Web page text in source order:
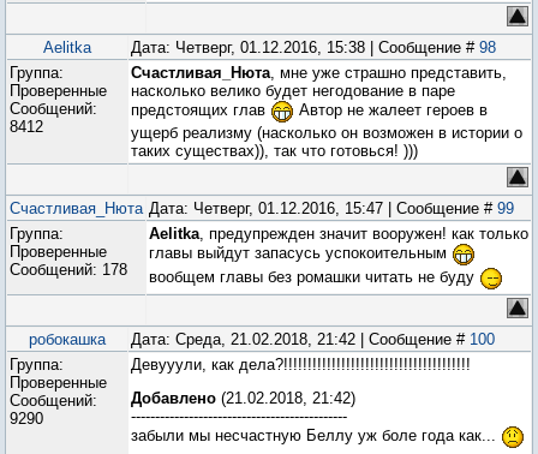
Aelitka Дата: Четверг, 01.12.2016, 15:38 | Сообщение # 98
Группа:
Проверенные
Сообщений:
8412
Счастливая_Нюта, мне уже страшно представить,
насколько велико будет негодование в паре
предстоящих глав
Автор не жалеет героев в
ущерб реализму (насколько он возможен в истории о
таких существах)), так что готовься! )))
Счастливая_Нюта Дата: Четверг, 01.12.2016, 15:47 | Сообщение # 99
Группа:
Проверенные
Сообщений: 178
Aelitka, предупрежден значит вооружен! как только
главы выйдут запасусь успокоительным
вообщем главы без ромашки читать не буду
робокашка Дата: Среда, 21.02.2018, 21:42 | Сообщение # 100
Группа:
Проверенные
Сообщений:
9290
Девууули, как дела?!!!!!!!!!!!!!!!!!!!!!!!!!!!!!!!!!!!!!!!
Добавлено (21.02.2018, 21:42)
---------------------------------------------
забыли мы несчастную Беллу уж боле года как...